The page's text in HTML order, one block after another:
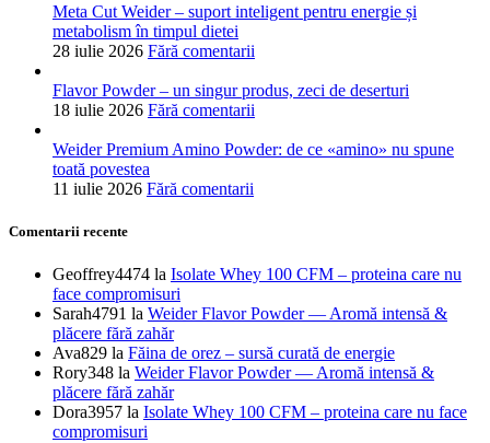
Meta Cut Weider – suport inteligent pentru energie și
metabolism în timpul dietei
28 iulie 2026 Fără comentarii
Flavor Powder – un singur produs, zeci de deserturi
18 iulie 2026 Fără comentarii
Weider Premium Amino Powder: de ce «amino» nu spune
toată povestea
11 iulie 2026 Fără comentarii
Comentarii recente
Geoffrey4474 la Isolate Whey 100 CFM – proteina care nu
face compromisuri
Sarah4791 la Weider Flavor Powder — Aromă intensă &
plăcere fără zahăr
Ava829 la Făina de orez – sursă curată de energie
Rory348 la Weider Flavor Powder — Aromă intensă &
plăcere fără zahăr
Dora3957 la Isolate Whey 100 CFM – proteina care nu face
compromisuri